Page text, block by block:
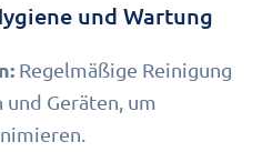
und Wartung
Regelmäßige Reinigung
und Geräten, um